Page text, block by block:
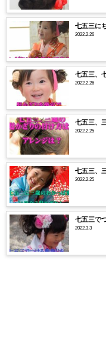
七五三に
2022.2.26
七五三、
2022.2.26
七五三、
2022.2.25
七五三、
2022.2.25
七五三で
2022.3.3